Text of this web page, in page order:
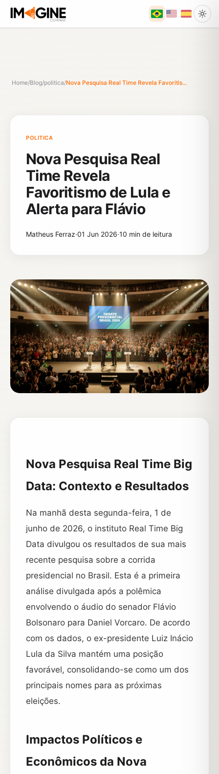
Home/Blog/politica/Nova Pesquisa Real Time Revela Favoritis...
POLITICA
Nova Pesquisa Real
Time Revela
Favoritismo de Lula e
Alerta para Flávio
Matheus Ferraz·01 Jun 2026·10 min de leitura
Nova Pesquisa Real Time Big
Data: Contexto e Resultados
Na manhã desta segunda-feira, 1 de
junho de 2026, o instituto Real Time Big
Data divulgou os resultados de sua mais
recente pesquisa sobre a corrida
presidencial no Brasil. Esta é a primeira
análise divulgada após a polêmica
envolvendo o áudio do senador Flávio
Bolsonaro para Daniel Vorcaro. De acordo
com os dados, o ex-presidente Luiz Inácio
Lula da Silva mantém uma posição
favorável, consolidando-se como um dos
principais nomes para as próximas
eleições.
Impactos Políticos e
Econômicos da Nova